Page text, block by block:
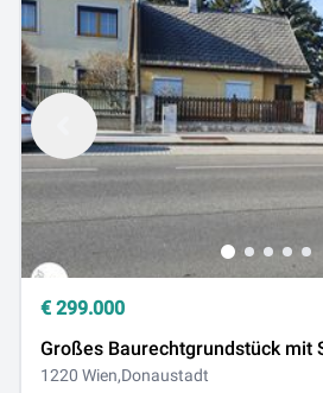
€ 299.000
Großes Baurechtgrundstück mit
1220 Wien,Donaustadt